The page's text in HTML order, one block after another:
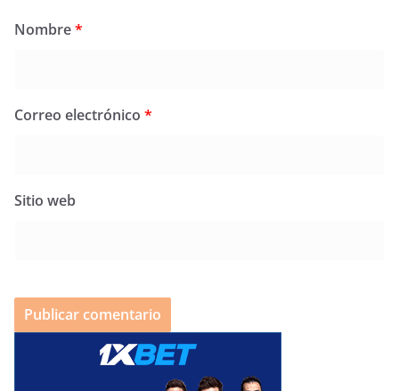
Nombre*
Correo electrónico *
Sitio web